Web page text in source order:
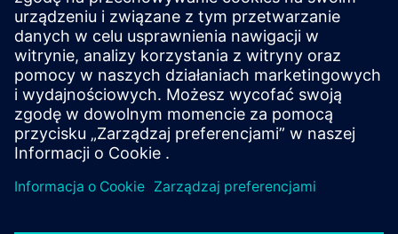
optymalizatory przepływu zapewniają równy
przepływ procentowy. Uzyskaj zamknięcie 200 PSI
dzięki wyciekowi klasy IV ANSI (0,01%) dla 2-drożnych
i 3-drożnych oraz 0% wycieku dla 6-drożnych.